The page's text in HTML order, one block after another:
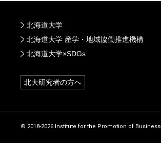
北海道大学
北海道大学 産学・地域協働推進機構
北海道大学×SDGs
北大研究者の方へ
© 2018-2026 Institute for the Promotion of